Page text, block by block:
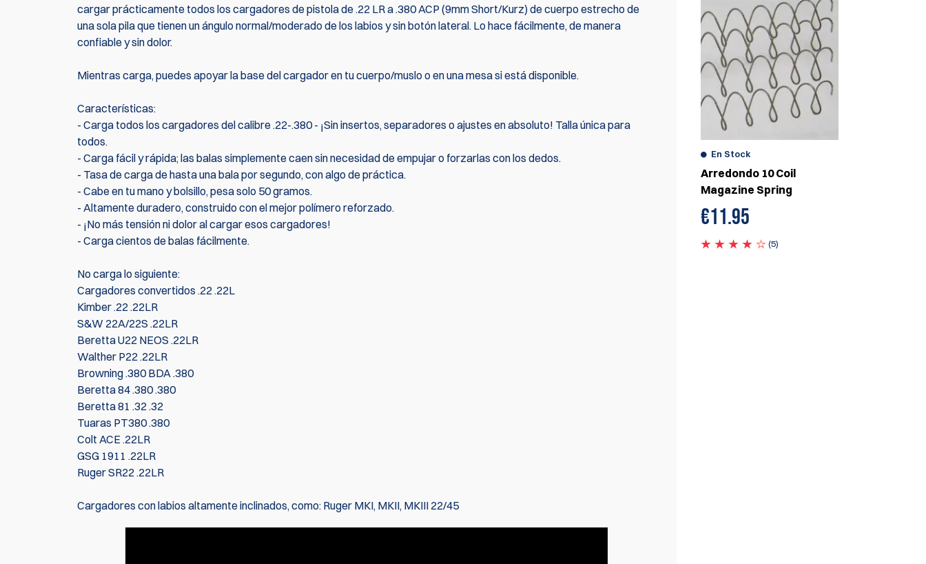
cargar prácticamente todos los cargadores de pistola de .22 LR a .380 ACP (9mm Short/Kurz) de cuerpo estrecho de
una sola pila que tienen un ángulo normal/moderado de los labios y sin botón lateral. Lo hace fácilmente, de manera
confiable y sin dolor.
Mientras carga, puedes apoyar la base del cargador en tu cuerpo/muslo o en una mesa si está disponible.
Características:
- Carga todos los cargadores del calibre .22-.380 - ¡Sin insertos, separadores o ajustes en absoluto! Talla única para
todos.
- Carga fácil y rápida; las balas simplemente caen sin necesidad de empujar o forzarlas con los dedos.
- Tasa de carga de hasta una bala por segundo, con algo de práctica.
- Cabe en tu mano y bolsillo, pesa solo 50 gramos.
- Altamente duradero, construido con el mejor polímero reforzado.
- ¡No más tensión ni dolor al cargar esos cargadores!
- Carga cientos de balas fácilmente.
No carga lo siguiente:
Cargadores convertidos .22 .22L
Kimber .22 .22LR
S&W 22A/22S .22LR
Beretta U22 NEOS .22LR
Walther P22 .22LR
Browning .380 BDA .380
Beretta 84 .380 .380
Beretta 81 .32 .32
Tuaras PT380 .380
Colt ACE .22LR
GSG 1911 .22LR
Ruger SR22 .22LR
Cargadores con labios altamente inclinados, como: Ruger MKI, MKII, MKIII 22/45
En Stock
Arredondo 10 Coil
Magazine Spring
€11.95
(5)